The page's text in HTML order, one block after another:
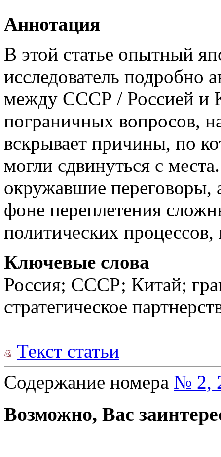
Аннотация
В этой статье опытный
исследователь подробно
между СССР / Россией и
пограничных вопросов,
вскрывает причины, по
могли сдвинуться с
окружавшие переговоры,
фоне переплетения
политических
Ключевые слова
Россия; СССР; Китай;
стратегическое
Текст статьи
Содержание номера № 2,
Возможно, Вас